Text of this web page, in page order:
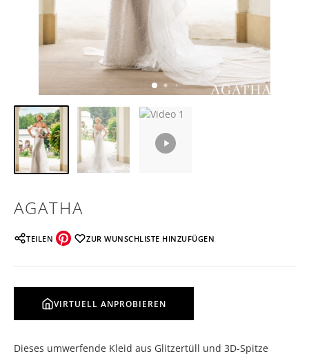
AGATHA
TEILEN ZUR WUNSCHLISTE HINZUFÜGEN
VIRTUELL ANPROBIEREN
Dieses umwerfende Kleid aus Glitzertüll und 3D-Spitze